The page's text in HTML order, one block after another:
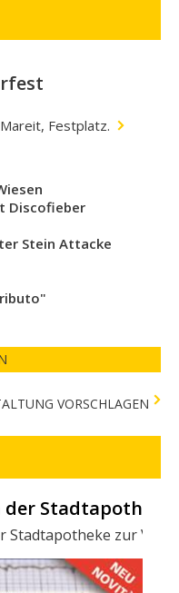
Mareit, Festplatz.
Discofieber
Stein Attacke
VORSCHLAGEN
der
Stadtapotheke zur